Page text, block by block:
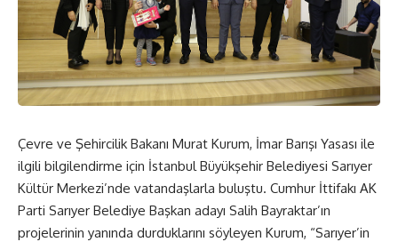
Çevre ve Şehircilik Bakanı Murat Kurum, İmar Barışı Yasası ile
ilgili bilgilendirme için İstanbul Büyükşehir Belediyesi Sarıyer
Kültür Merkezi’nde vatandaşlarla buluştu. Cumhur İttifakı AK
Parti Sarıyer Belediye Başkan adayı Salih Bayraktar’ın
projelerinin yanında durduklarını söyleyen Kurum, “Sarıyer’in